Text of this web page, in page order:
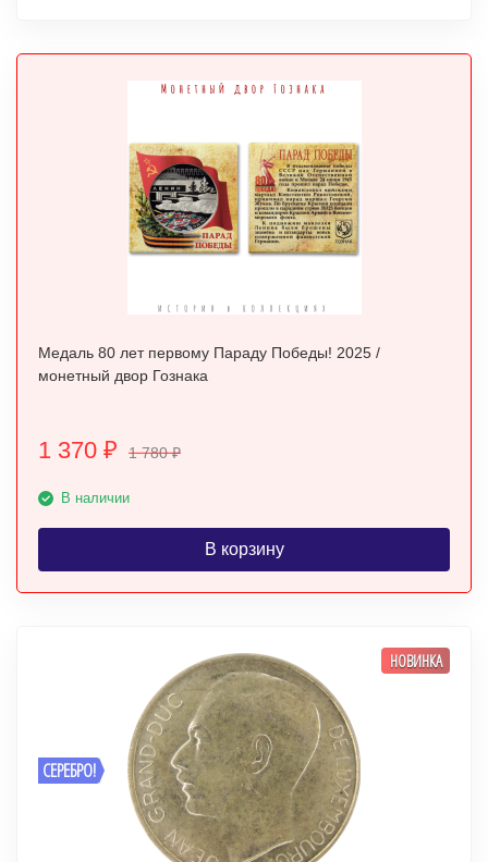
Медаль 80 лет первому Параду Победы! 2025 /
монетный двор Гознака
1 370 ₽ 1 780₽
В наличии
В корзину
СЕРЕБРО!
НОВИНКА